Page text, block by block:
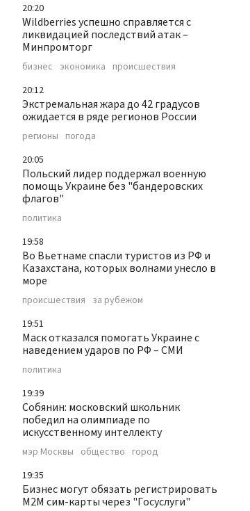
20:20
Wildberries успешно справляется с
ликвидацией последствий атак –
Минпромторг
бизнес экономика происшествия
20:12
Экстремальная жара до 42 градусов
ожидается в ряде регионов России
регионы погода
20:05
Польский лидер поддержал военную
помощь Украине без "бандеровских
флагов"
политика
19:58
Во Вьетнаме спасли туристов из РФ и
Казахстана, которых волнами унесло в
море
происшествия за рубежом
19:51
Маск отказался помогать Украине с
наведением ударов по РФ – СМИ
политика
19:39
Собянин: московский школьник
победил на олимпиаде по
искусственному интеллекту
мэр Москвы общество город
19:35
Бизнес могут обязать регистрировать
М2М сим-карты через "Госуслуги"